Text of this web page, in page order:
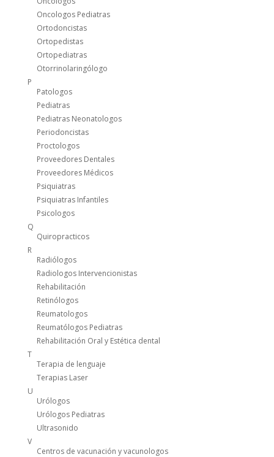
Oncologos Pediatras
Ortodoncistas
Ortopedistas
Ortopediatras
Otorrinolaringólogo
P
Patologos
Pediatras
Pediatras Neonatologos
Periodoncistas
Proctologos
Proveedores Dentales
Proveedores Médicos
Psiquiatras
Psiquiatras Infantiles
Psicologos
Q
Quiropracticos
R
Radiólogos
Radiologos Intervencionistas
Rehabilitación
Retinólogos
Reumatologos
Reumatólogos Pediatras
Rehabilitación Oral y Estética dental
T
Terapia de lenguaje
Terapias Laser
U
Urólogos
Urólogos Pediatras
Ultrasonido
V
Centros de vacunación y vacunologos